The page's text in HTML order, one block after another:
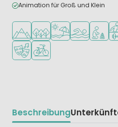
Animation für Groß und Klein
In den Bergen/Hügeln
In waldreicher Umgebung
Am Strand und
Freibad
Animationsteam
Fahrradverleih
Beschreibung